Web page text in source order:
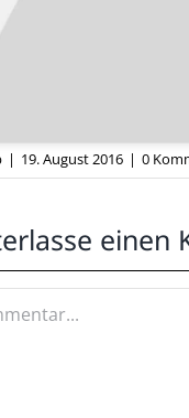
man! Spektakuläres
| 19. August 2016 | 0
einen